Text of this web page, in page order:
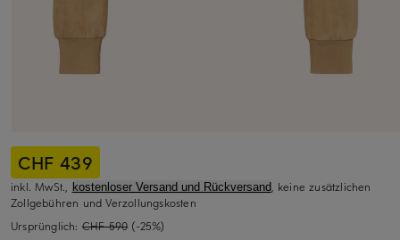
CHF 439
inkl. MwSt., kostenloser Versand und Rückversand, keine zusätzlichen
Zollgebühren und Verzollungskosten
Ursprünglich: CHF 590 (-25%)